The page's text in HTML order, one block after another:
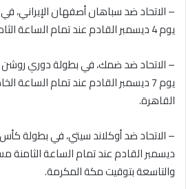
– الاتحاد ضد سباهان أصفهان الإيراني،
يوم 4 ديسمبر القادم عند تمام الساعة الثامنة مساءً بتوقيت القاهرة.
– الاتحاد ضد ضمك، في بطولة دوري
يوم 7 ديسمبر القادم عند تمام
القاهرة.
ديسمبر القادم عند تمام الساعة الثامنة
والتاسعة بتوقيت مكة المكرمة.